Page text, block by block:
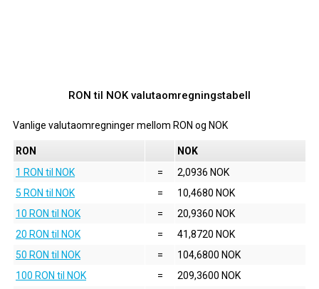
RON til NOK valutaomregningstabell
Vanlige valutaomregninger mellom RON og NOK
RON
NOK
1 RON til NOK
=
2,0936 NOK
5 RON til NOK
=
10,4680 NOK
10 RON til NOK
=
20,9360 NOK
20 RON til NOK
=
41,8720 NOK
50 RON til NOK
=
104,6800 NOK
100 RON til NOK
=
209,3600 NOK